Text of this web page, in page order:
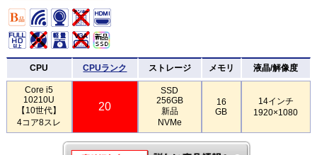
CPU CPUランク ストレージ メモリ 液晶/解像度
Core i5
10210U
【10世代】
4コア8スレ
20
SSD
256GB
新品
NVMe
16
GB
14インチ
1920×1080